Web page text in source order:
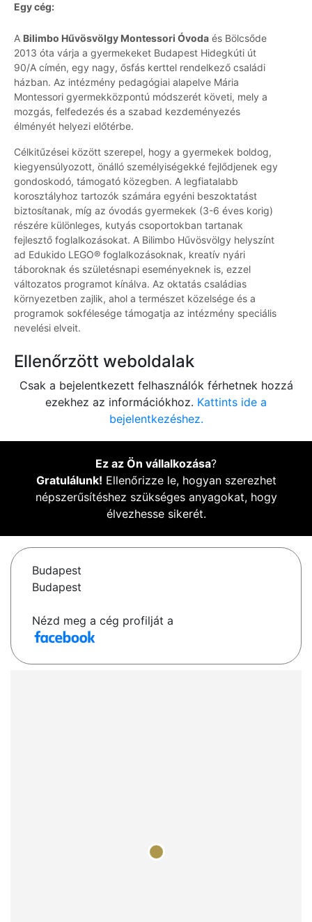
Egy cég:
A Bilimbo Hűvösvölgy Montessori Óvoda és Bölcsőde
2013 óta várja a gyermekeket Budapest Hidegkúti út
90/A címén, egy nagy, ősfás kerttel rendelkező családi
házban. Az intézmény pedagógiai alapelve Mária
Montessori gyermekközpontú módszerét követi, mely a
mozgás, felfedezés és a szabad kezdeményezés
élményét helyezi előtérbe.
Célkitűzései között szerepel, hogy a gyermekek boldog,
kiegyensúlyozott, önálló személyiségekké fejlődjenek egy
gondoskodó, támogató közegben. A legfiatalabb
korosztályhoz tartozók számára egyéni beszoktatást
biztosítanak, míg az óvodás gyermekek (3-6 éves korig)
részére különleges, kutyás csoportokban tartanak
fejlesztő foglalkozásokat. A Bilimbo Hűvösvölgy helyszínt
ad Edukido LEGO® foglalkozásoknak, kreatív nyári
táboroknak és születésnapi eseményeknek is, ezzel
változatos programot kínálva. Az oktatás családias
környezetben zajlik, ahol a természet közelsége és a
programok sokfélesége támogatja az intézmény speciális
nevelési elveit.
Ellenőrzött weboldalak
Csak a bejelentkezett felhasználók férhetnek hozzá
ezekhez az információkhoz. Kattints ide a
bejelentkezéshez.
Ez az Ön vállalkozása?
Gratulálunk! Ellenőrizze le, hogyan szerezhet
népszerűsítéshez szükséges anyagokat, hogy
élvezhesse sikerét.
Budapest
Budapest
Nézd meg a cég profilját a